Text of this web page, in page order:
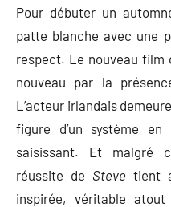
Pour débuter un
patte blanche avec une
respect. Le nouveau film
nouveau par la
L’acteur irlandais
figure d’un système
saisissant. Et malgré
réussite de Steve tient
inspirée, véritable